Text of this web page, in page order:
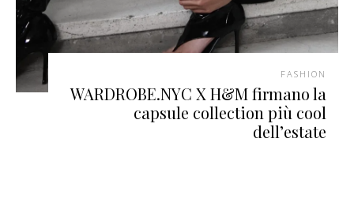
FASHION
WARDROBE.NYC X H&M firmano la
capsule collection più cool
dell’estate